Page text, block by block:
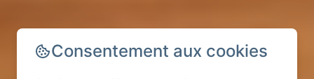
Consentement aux cookies